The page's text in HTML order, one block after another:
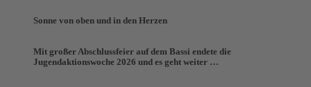
Sonne von oben und in den Herzen
Mit großer Abschlussfeier auf dem Bassi endete die
Jugendaktionswoche 2026 und es geht weiter …